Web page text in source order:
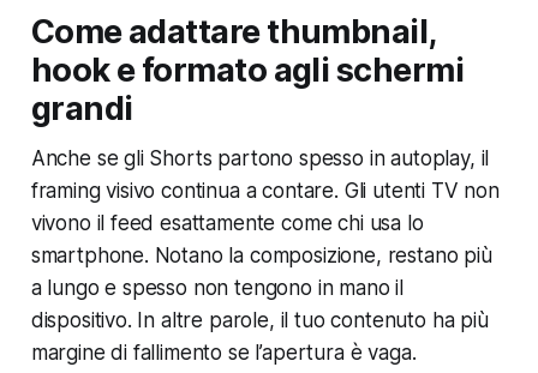
Come adattare thumbnail,
hook e formato agli schermi
grandi
Anche se gli Shorts partono spesso in autoplay, il
framing visivo continua a contare. Gli utenti TV non
vivono il feed esattamente come chi usa lo
smartphone. Notano la composizione, restano più
a lungo e spesso non tengono in mano il
dispositivo. In altre parole, il tuo contenuto ha più
margine di fallimento se l’apertura è vaga.